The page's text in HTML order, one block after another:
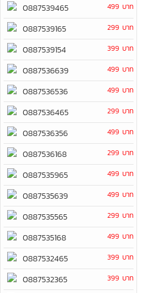
0887539465 499 บาท
0887539165 299 บาท
0887539154 399 บาท
0887536639 499 บาท
0887536536 499 บาท
0887536465 299 บาท
0887536356 499 บาท
0887536168 299 บาท
0887535965 499 บาท
0887535639 499 บาท
0887535565 299 บาท
0887535168 499 บาท
0887532465 399 บาท
0887532365 399 บาท